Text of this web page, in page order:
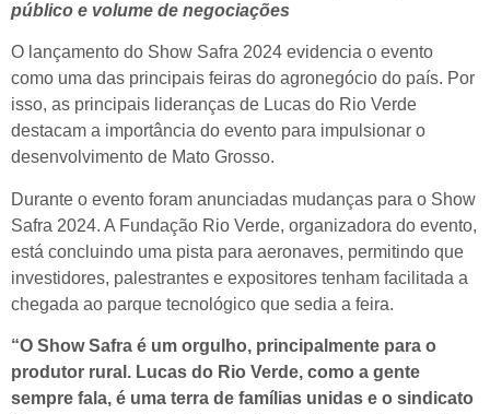
público e volume de negociações
O lançamento do Show Safra 2024 evidencia o evento
como uma das principais feiras do agronegócio do país. Por
isso, as principais lideranças de Lucas do Rio Verde
destacam a importância do evento para impulsionar o
desenvolvimento de Mato Grosso.
Durante o evento foram anunciadas mudanças para o Show
Safra 2024. A Fundação Rio Verde, organizadora do evento,
está concluindo uma pista para aeronaves, permitindo que
investidores, palestrantes e expositores tenham facilitada a
chegada ao parque tecnológico que sedia a feira.
“O Show Safra é um orgulho, principalmente para o
produtor rural. Lucas do Rio Verde, como a gente
sempre fala, é uma terra de famílias unidas e o sindicato